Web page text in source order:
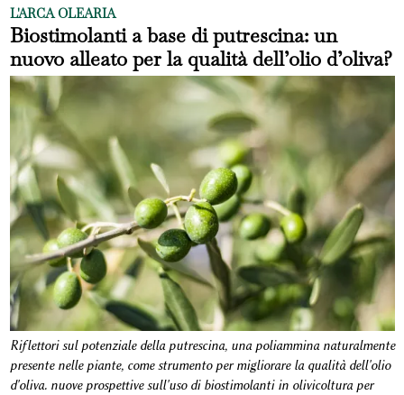
L'ARCA OLEARIA
Biostimolanti a base di putrescina: un
nuovo alleato per la qualità dell’olio d’oliva?
Riflettori sul potenziale della putrescina, una poliammina naturalmente
presente nelle piante, come strumento per migliorare la qualità dell'olio
d'oliva. nuove prospettive sull'uso di biostimolanti in olivicoltura per